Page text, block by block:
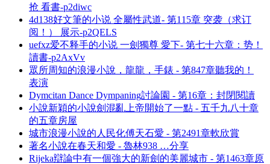
抢 看書-p2diwc
4d138好文筆的小说 全屬性武道- 第115章 突袭（求订
阅！） 展示-p2QELS
uefxz爱不释手的小说 一劍獨尊 愛下- 第七十六章：势！
讀書-p2AxVv
眾所周知的浪漫小說，龍龍，手錶 - 第847章聽我的！
表演
Dymcitan Dance Dympaning討論園 - 第16章：封閉閱讀
小說新穎的小說劍混亂上帝開始了一點 - 五千九八十章
的五章房屋
城市浪漫小說的人民化傅天石愛 - 第2491章軟欣賞
著名小說在春天和愛 - 魯林938 …分享
Rijeka辯論中有一個強大的新劍的美麗城市 - 第1463章原